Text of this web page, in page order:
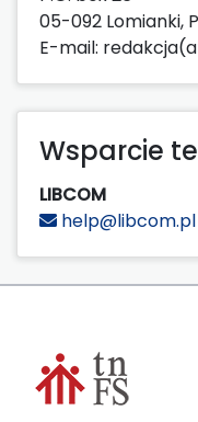
05-092 Lomianki,
E-mail:
Wsparcie
LIBCOM
help@libcom.pl